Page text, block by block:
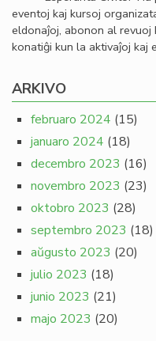
eventoj kaj kursoj
eldonaĵoj, abonon al
konatiĝi kun la aktivaĵoj kaj
ARKIVO
februaro 2024 (15)
januaro 2024 (18)
decembro 2023 (16)
novembro 2023 (23)
oktobro 2023 (28)
septembro 2023 (18)
aŭgusto 2023 (20)
julio 2023 (18)
junio 2023 (21)
majo 2023 (20)